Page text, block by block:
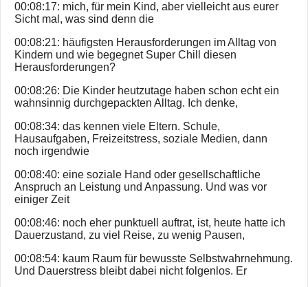
00:08:17: mich, für mein Kind, aber vielleicht aus eurer
Sicht mal, was sind denn die
00:08:21: häufigsten Herausforderungen im Alltag von
Kindern und wie begegnet Super Chill diesen
Herausforderungen?
00:08:26: Die Kinder heutzutage haben schon echt ein
wahnsinnig durchgepackten Alltag. Ich denke,
00:08:34: das kennen viele Eltern. Schule,
Hausaufgaben, Freizeitstress, soziale Medien, dann
noch irgendwie
00:08:40: eine soziale Hand oder gesellschaftliche
Anspruch an Leistung und Anpassung. Und was vor
einiger Zeit
00:08:46: noch eher punktuell auftrat, ist, heute hatte ich
Dauerzustand, zu viel Reise, zu wenig Pausen,
00:08:54: kaum Raum für bewusste Selbstwahrnehmung.
Und Dauerstress bleibt dabei nicht folgenlos. Er